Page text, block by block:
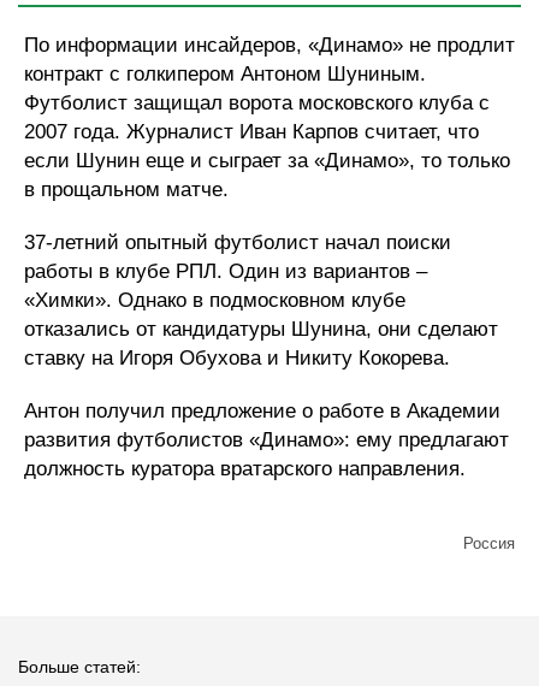
По информации инсайдеров, «Динамо» не продлит
контракт с голкипером Антоном Шуниным.
Футболист защищал ворота московского клуба с
2007 года. Журналист Иван Карпов считает, что
если Шунин еще и сыграет за «Динамо», то только
в прощальном матче.
37-летний опытный футболист начал поиски
работы в клубе РПЛ. Один из вариантов –
«Химки». Однако в подмосковном клубе
отказались от кандидатуры Шунина, они сделают
ставку на Игоря Обухова и Никиту Кокорева.
Антон получил предложение о работе в Академии
развития футболистов «Динамо»: ему предлагают
должность куратора вратарского направления.
Россия
Больше статей: